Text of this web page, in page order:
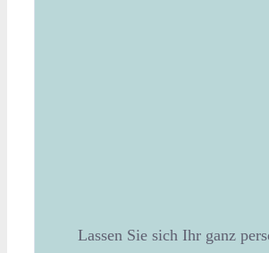
Lassen Sie sich Ihr ganz